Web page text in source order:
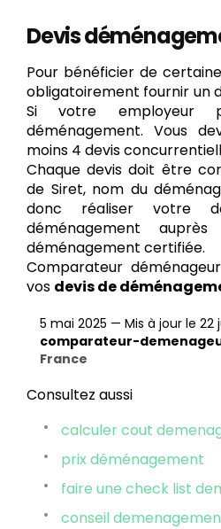
Devis
Pour bénéficier de
obligatoirement fournir un
Si votre employeur
déménagement. Vous
moins 4 devis
Chaque devis doit être
de Siret, nom du
donc réaliser votre
déménagement
déménagement certifiée.
Comparateur
vos devis de
5 mai 2025 — Mis à jour le 22
comparateur-
France
Consultez aussi
calculer cout
prix déménagement
faire une check list
conseil